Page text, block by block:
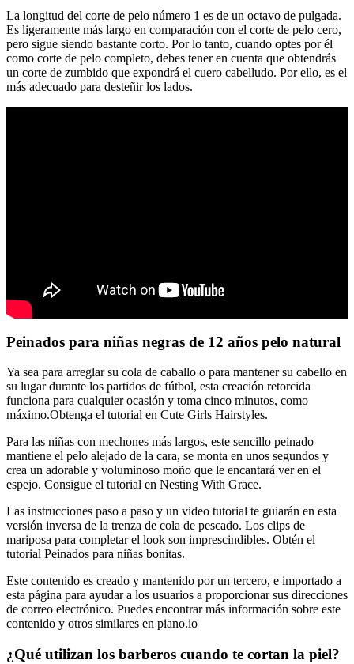
La longitud del corte de pelo número 1 es de un octavo de pulgada.
Es ligeramente más largo en comparación con el corte de pelo cero,
pero sigue siendo bastante corto. Por lo tanto, cuando optes por él
como corte de pelo completo, debes tener en cuenta que obtendrás
un corte de zumbido que expondrá el cuero cabelludo. Por ello, es el
más adecuado para desteñir los lados.
Peinados para niñas negras de 12 años pelo natural
Ya sea para arreglar su cola de caballo o para mantener su cabello en
su lugar durante los partidos de fútbol, esta creación retorcida
funciona para cualquier ocasión y toma cinco minutos, como
máximo.Obtenga el tutorial en Cute Girls Hairstyles.
Para las niñas con mechones más largos, este sencillo peinado
mantiene el pelo alejado de la cara, se monta en unos segundos y
crea un adorable y voluminoso moño que le encantará ver en el
espejo. Consigue el tutorial en Nesting With Grace.
Las instrucciones paso a paso y un video tutorial te guiarán en esta
versión inversa de la trenza de cola de pescado. Los clips de
mariposa para completar el look son imprescindibles. Obtén el
tutorial Peinados para niñas bonitas.
Este contenido es creado y mantenido por un tercero, e importado a
esta página para ayudar a los usuarios a proporcionar sus direcciones
de correo electrónico. Puedes encontrar más información sobre este
contenido y otros similares en piano.io
¿Qué utilizan los barberos cuando te cortan la piel?